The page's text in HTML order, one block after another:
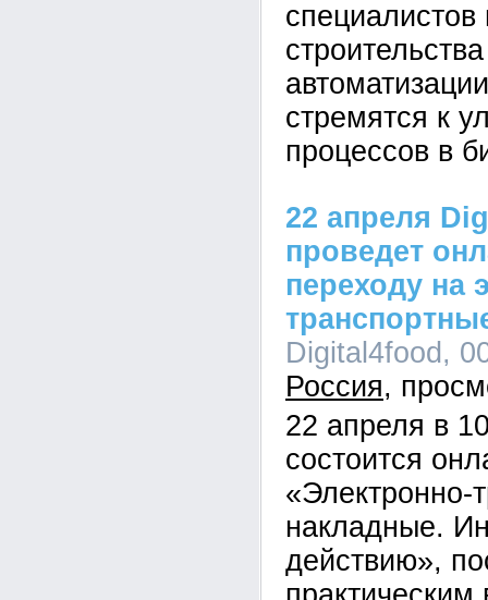
специалистов
стремятся к
процессов в
22 апреля
проведет
переходу на
Digital4food,
Россия
22 апреля в
состоится
«Электронно-
накладные.
действию»,